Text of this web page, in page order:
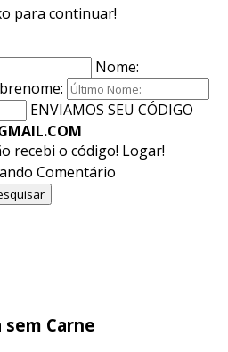
para continuar!
Nome:
ENVIAMOS SEU CÓDIGO
recebi o código! Logar!
sem Carne